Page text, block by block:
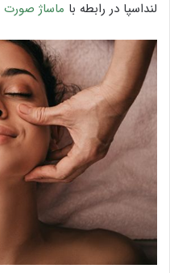
لنداسپا در رابطه با ماساژ صورت